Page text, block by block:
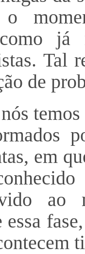
já
Tal
de
em
ao